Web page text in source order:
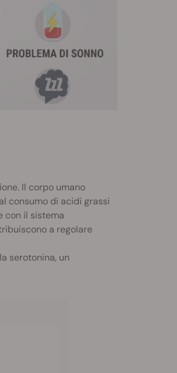
Il corpo umano
consumo di acidi grassi
con il sistema
a regolare
serotonina, un